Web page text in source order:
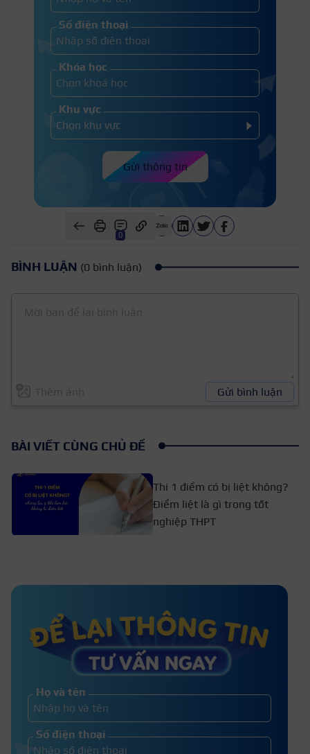
Số điện thoại
Khóa học
Khu vực
Gửi thông tin
0
BÌNH LUẬN (0 bình luận)
Gửi bình luận
BÀI VIẾT CÙNG CHỦ ĐỀ
Thi 1 điểm có bị liệt không?
Điểm liệt là gì trong tốt
nghiệp THPT
Học sinh trung bình có được kết
nạp Đoàn không?
Họ và tên
Số điện thoại